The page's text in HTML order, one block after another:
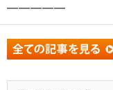
━━━━━